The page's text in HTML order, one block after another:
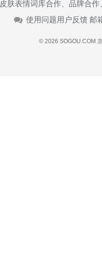
皮肤表情词库合作、品牌合
使用问题用户反馈 邮
© 2026 SOGOU.COM